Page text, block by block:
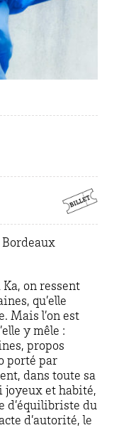
Bordeaux
Ka, on ressent
qu’elle
Mais l’on est
y mêle :
propos
porté par
dans toute sa
et habité,
d’équilibriste du
d’autorité, le